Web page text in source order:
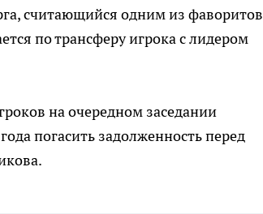
считающийся одним из фаворитов
по трансферу игрока с лидером
на очередном заседании
погасить задолженность перед